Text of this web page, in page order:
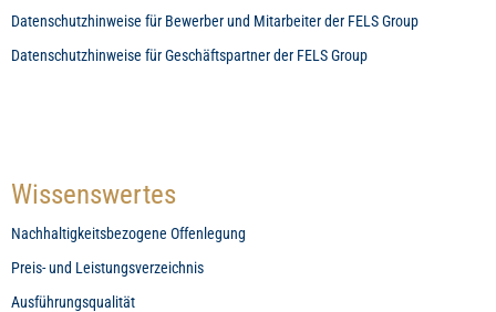
Datenschutzhinweise für Bewerber und Mitarbeiter der FELS Group
Datenschutzhinweise für Geschäftspartner der FELS Group
Wissenswertes
Nachhaltigkeitsbezogene Offenlegung
Preis- und Leistungsverzeichnis
Ausführungsqualität